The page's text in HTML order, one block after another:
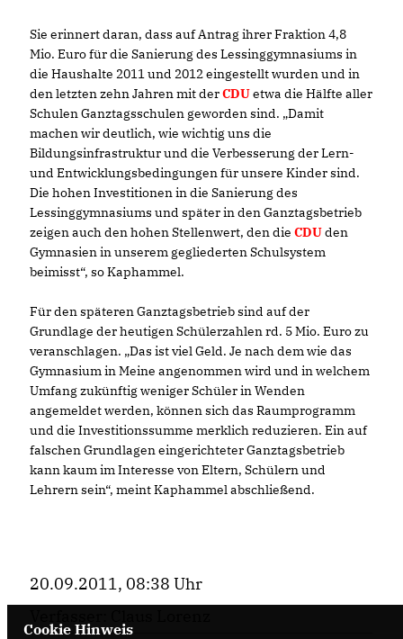
Sie erinnert daran, dass auf Antrag ihrer Fraktion 4,8
Mio. Euro für die Sanierung des Lessinggymnasiums in
die Haushalte 2011 und 2012 eingestellt wurden und in
den letzten zehn Jahren mit derCDUetwa die Hälfte aller
Schulen Ganztagsschulen geworden sind. „Damit
machen wir deutlich, wie wichtig uns die
Bildungsinfrastruktur und die Verbesserung der Lern-
und Entwicklungsbedingungen für unsere Kinder sind.
Die hohen Investitionen in die Sanierung des
Lessinggymnasiums und später in den Ganztagsbetrieb
zeigen auch den hohen Stellenwert, den die CDUden
Gymnasien in unserem gegliederten Schulsystem
beimisst“, so Kaphammel.
Für den späteren Ganztagsbetrieb sind auf der
Grundlage der heutigen Schülerzahlen rd. 5 Mio. Euro zu
veranschlagen. „Das ist viel Geld. Je nach dem wie das
Gymnasium in Meine angenommen wird und in welchem
Umfang zukünftig weniger Schüler in Wenden
angemeldet werden, können sich das Raumprogramm
und die Investitionssumme merklich reduzieren. Ein auf
falschen Grundlagen eingerichteter Ganztagsbetrieb
kann kaum im Interesse von Eltern, Schülern und
Lehrern sein“, meint Kaphammel abschließend.
20.09.2011, 08:38 Uhr
Cookie Hinweis